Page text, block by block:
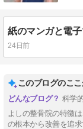
24日前
このブログのこ
科学
よしの整骨院の特徴
の根本から改善を追